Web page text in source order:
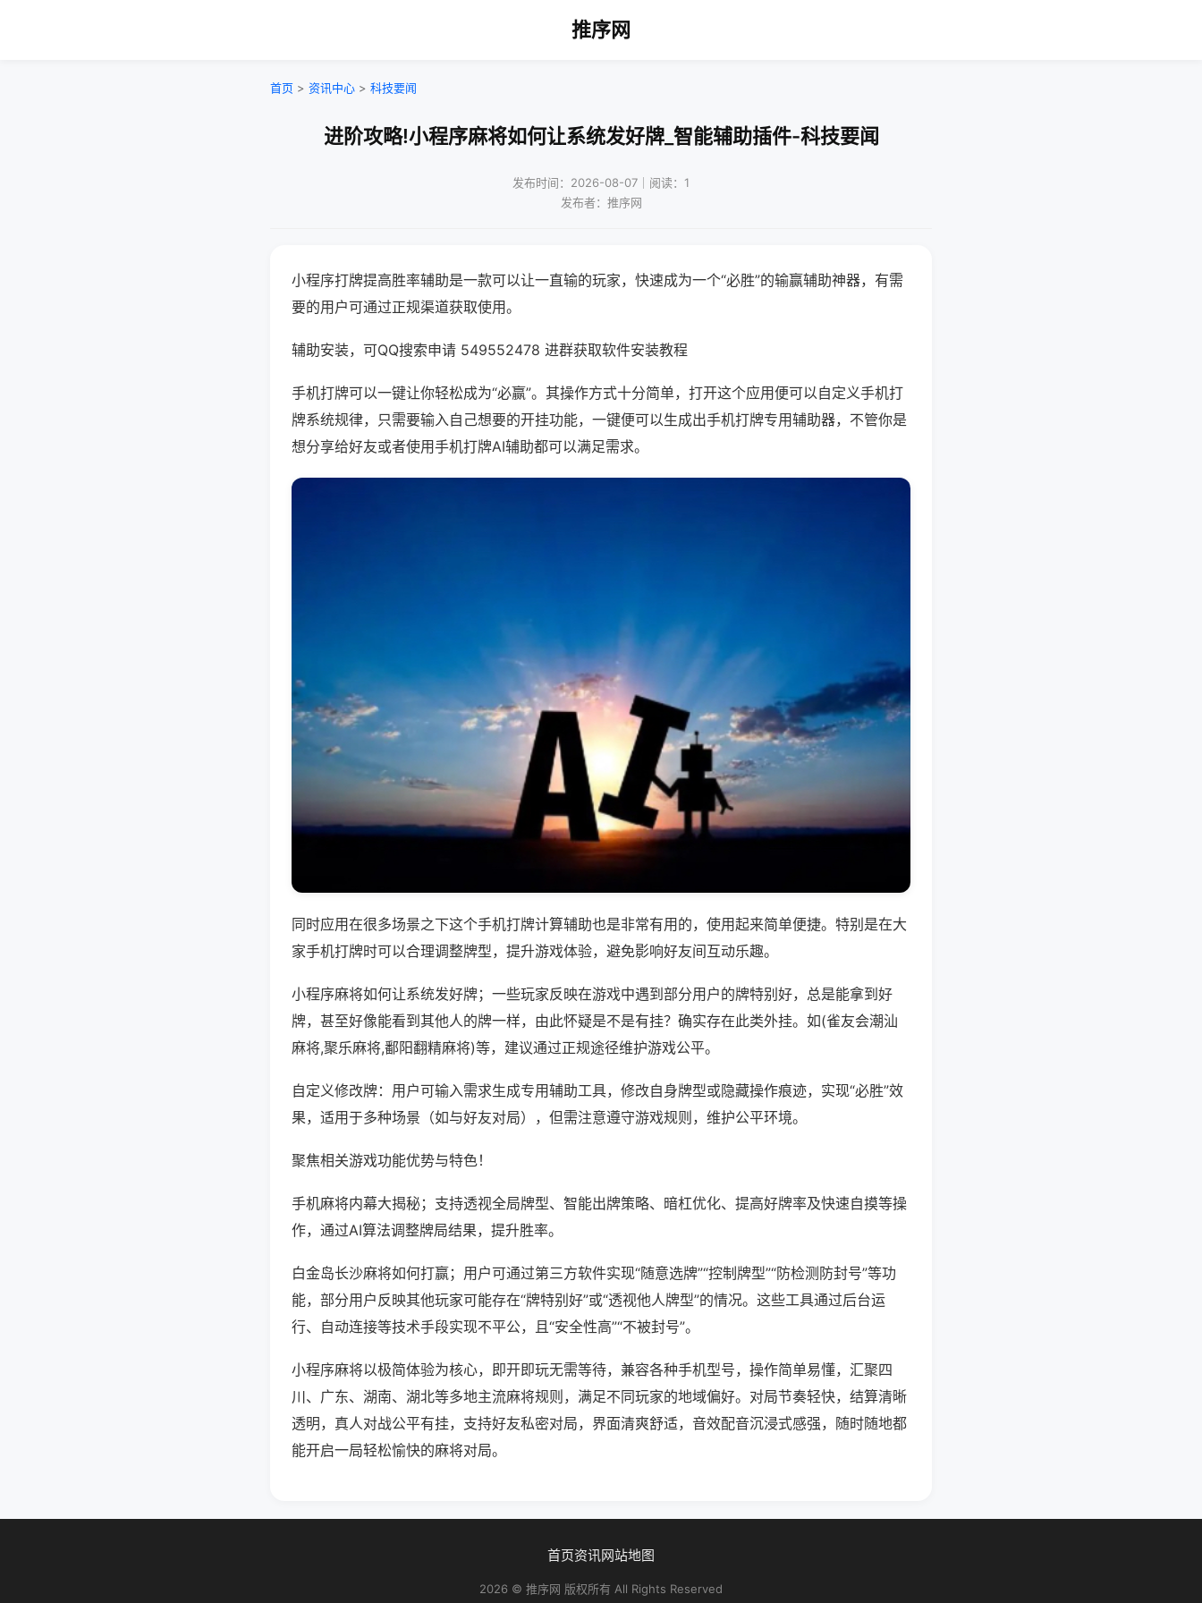
推序网
首页 > 资讯中心 > 科技要闻
进阶攻略!小程序麻将如何让系统发好牌_智能辅助插件-科技要闻
发布时间：2026-08-07｜阅读：1
发布者：推序网
小程序打牌提高胜率辅助是一款可以让一直输的玩家，快速成为一个“必胜”的输赢辅助神器，有需
要的用户可通过正规渠道获取使用。
辅助安装，可QQ搜索申请 549552478 进群获取软件安装教程
手机打牌可以一键让你轻松成为“必赢”。其操作方式十分简单，打开这个应用便可以自定义手机打
牌系统规律，只需要输入自己想要的开挂功能，一键便可以生成出手机打牌专用辅助器，不管你是
想分享给好友或者使用手机打牌AI辅助都可以满足需求。
同时应用在很多场景之下这个手机打牌计算辅助也是非常有用的，使用起来简单便捷。特别是在大
家手机打牌时可以合理调整牌型，提升游戏体验，避免影响好友间互动乐趣。
小程序麻将如何让系统发好牌；一些玩家反映在游戏中遇到部分用户的牌特别好，总是能拿到好
牌，甚至好像能看到其他人的牌一样，由此怀疑是不是有挂？确实存在此类外挂。如(雀友会潮汕
麻将,聚乐麻将,鄱阳翻精麻将)等，建议通过正规途径维护游戏公平。
自定义修改牌：用户可输入需求生成专用辅助工具，修改自身牌型或隐藏操作痕迹，实现“必胜”效
果，适用于多种场景（如与好友对局），但需注意遵守游戏规则，维护公平环境。
聚焦相关游戏功能优势与特色！
手机麻将内幕大揭秘；支持透视全局牌型、智能出牌策略、暗杠优化、提高好牌率及快速自摸等操
作，通过AI算法调整牌局结果，提升胜率。
白金岛长沙麻将如何打赢；用户可通过第三方软件实现“随意选牌”“控制牌型”“防检测防封号”等功
能，部分用户反映其他玩家可能存在“牌特别好”或“透视他人牌型”的情况。这些工具通过后台运
行、自动连接等技术手段实现不平公，且“安全性高”“不被封号”。
小程序麻将以极简体验为核心，即开即玩无需等待，兼容各种手机型号，操作简单易懂，汇聚四
川、广东、湖南、湖北等多地主流麻将规则，满足不同玩家的地域偏好。对局节奏轻快，结算清晰
透明，真人对战公平有挂，支持好友私密对局，界面清爽舒适，音效配音沉浸式感强，随时随地都
能开启一局轻松愉快的麻将对局。
首页资讯网站地图
2026 © 推序网 版权所有 All Rights Reserved